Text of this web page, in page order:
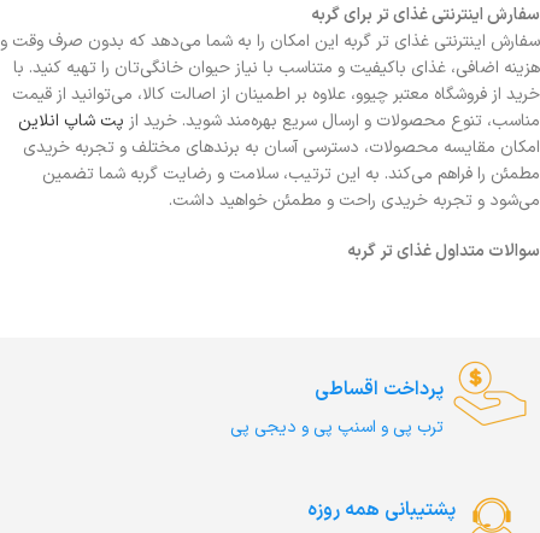
سفارش اینترنتی غذای تر برای گربه
سفارش اینترنتی غذای تر گربه این امکان را به شما می‌دهد که بدون صرف وقت و
هزینه اضافی، غذای باکیفیت و متناسب با نیاز حیوان خانگی‌تان را تهیه کنید. با
خرید از فروشگاه معتبر چیوو، علاوه بر اطمینان از اصالت کالا، می‌توانید از قیمت
مناسب، تنوع محصولات و ارسال سریع بهره‌مند شوید. خرید از پت شاپ انلاین
امکان مقایسه محصولات، دسترسی آسان به برندهای مختلف و تجربه خریدی
مطمئن را فراهم می‌کند. به این ترتیب، سلامت و رضایت گربه شما تضمین
می‌شود و تجربه خریدی راحت و مطمئن خواهید داشت.
سوالات متداول غذای تر گربه
پرداخت اقساطی
ترب‌ پی و اسنپ پی و دیجی پی
پشتیبانی همه روزه